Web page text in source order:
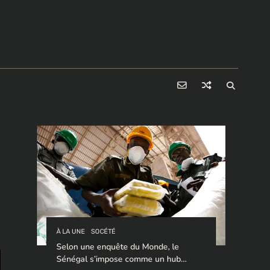
À LA UNE SOCÉTÉ
Selon une enquête du Monde, le
Sénégal s’impose comme un hub